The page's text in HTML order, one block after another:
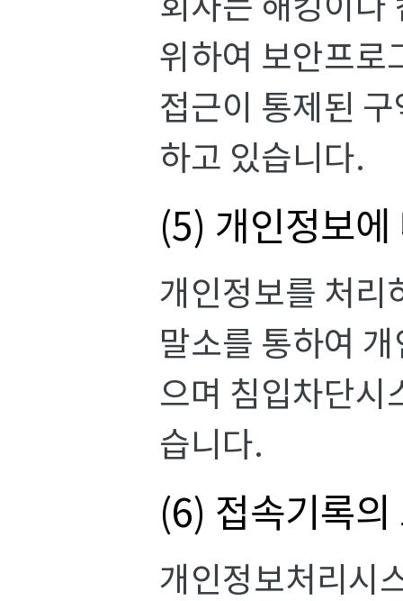
위하여 보안프로
접근이 통제된
하고 있습니다.
(5) 개인정보
개인정보를 처리
말소를 통하여
으며 침입차단시
습니다.
(6) 접속기록
개인정보처리시